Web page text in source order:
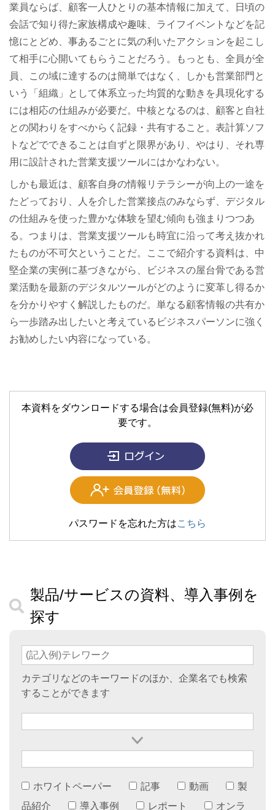
業員ならば、顧客一人ひとりの基本情報に加えて、日頃の
会話で知り得た家族構成や趣味、ライフイベントなどを記
憶にとどめ、事あるごとに気の利いたアクションを起こし
て相手に心開いてもらうことだろう。もっとも、全員が全
員、この域に達するのは簡単ではなく、しかも営業部門と
いう「組織」として体系立った均質的な動きを具現化する
には相応の仕組みが必要だ。中核となるのは、顧客と自社
との関わりをすべからく記録・共有すること。表計算ソフ
トなどでできることは自ずと限界があり、やはり、それ専
用に設計された営業支援ツールにはかなわない。
しかも最近は、顧客自身の情報リテラシーが向上の一途を
たどっており、人を介した営業接点のみならず、デジタル
の仕組みを使った豊かな体験を望む傾向も強まりつつあ
る。つまりは、営業支援ツールも時宜に沿って考え抜かれ
たものが不可欠ということだ。ここで紹介する資料は、中
堅企業の実例に基づきながら、ビジネスの屋台骨である営
業活動を最新のデジタルツールがどのように変革し得るか
を分かりやすく解説したものだ。単なる顧客情報の共有か
ら一歩踏み出したいと考えているビジネスパーソンに強く
お勧めしたい内容になっている。
本資料をダウンロードする場合は会員登録(無料)が必
要です。
パスワードを忘れた方はこちら
製品/サービスの資料、導入事例を
探す
カテゴリなどのキーワードのほか、企業名でも検索
することができます
ホワイトペーパー 記事 動画
製
品紹介
導入事例 レポート オンラ